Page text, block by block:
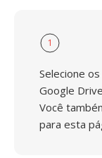
1
Selecione
Google
Você
para esta